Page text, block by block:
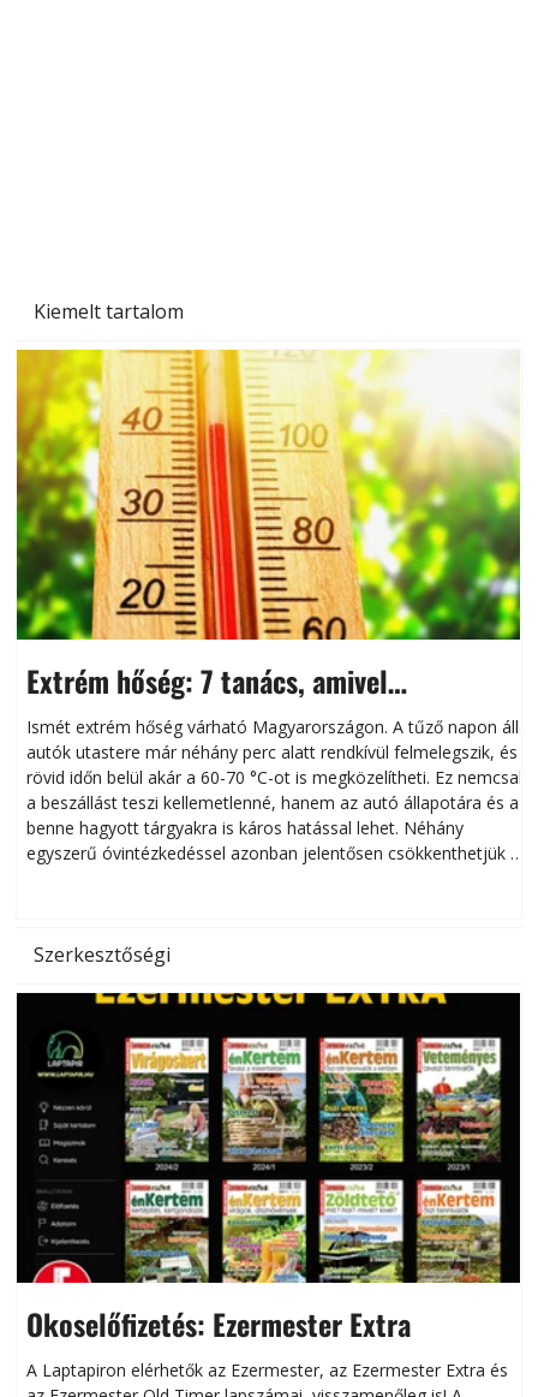
Kiemelt tartalom
Extrém hőség: 7 tanács, amivel
megóvhatjuk autónkat a nyári károktól
Ismét extrém hőség várható Magyarországon. A tűző napon álló
autók utastere már néhány perc alatt rendkívül felmelegszik, és
rövid időn belül akár a 60-70 °C-ot is megközelítheti. Ez nemcsak
a beszállást teszi kellemetlenné, hanem az autó állapotára és a
benne hagyott tárgyakra is káros hatással lehet. Néhány
egyszerű óvintézkedéssel azonban jelentősen csökkenthetjük a
Szerkesztőségi
Okoselőfizetés: Ezermester Extra
A Laptapiron elérhetők az Ezermester, az Ezermester Extra és